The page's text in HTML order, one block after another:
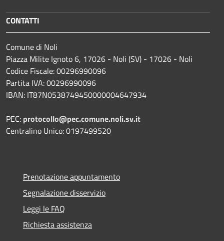
CONTATTI
Comune di Noli
Piazza Milite Ignoto 6, 17026 - Noli (SV) - 17026 - Noli
Codice Fiscale: 00296990096
Partita IVA: 00296990096
IBAN: IT87N0538749450000004647934
PEC: protocollo@pec.comune.noli.sv.it
Centralino Unico: 0197499520
Prenotazione appuntamento
Segnalazione disservizio
Leggi le FAQ
Richiesta assistenza